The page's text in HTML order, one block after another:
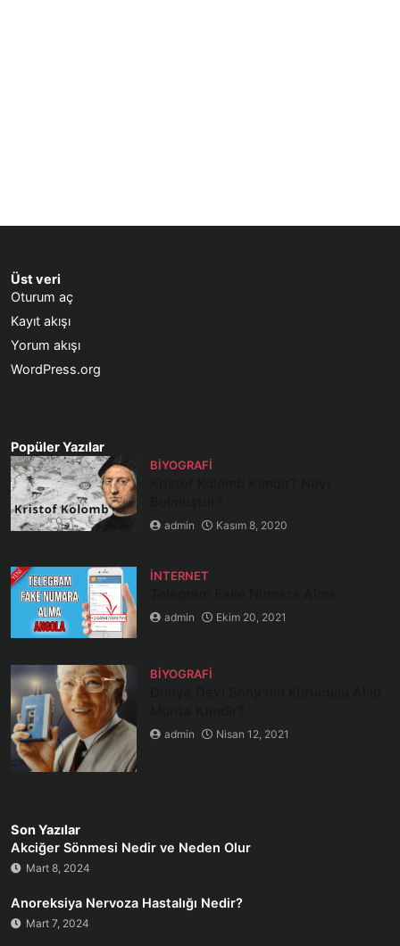
Üst veri
Oturum aç
Kayıt akışı
Yorum akışı
WordPress.org
Popüler Yazılar
BIYOGRAFI
admin Kasım 8, 2020
İNTERNET
admin Ekim 20, 2021
BIYOGRAFI
admin Nisan 12, 2021
Son Yazılar
Akciğer Sönmesi Nedir ve Neden Olur
Mart 8, 2024
Anoreksiya Nervoza Hastalığı Nedir?
Mart 7, 2024